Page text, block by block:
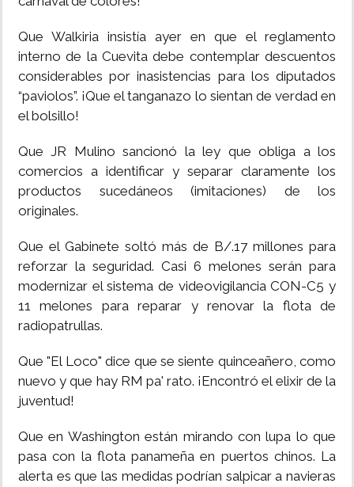
Que Walkiria insistía ayer en que el reglamento
interno de la Cuevita debe contemplar descuentos
considerables por inasistencias para los diputados
“paviolos”. ¡Que el tanganazo lo sientan de verdad en
el bolsillo!
Que JR Mulino sancionó la ley que obliga a los
comercios a identificar y separar claramente los
productos sucedáneos (imitaciones) de los
originales.
Que el Gabinete soltó más de B/.17 millones para
reforzar la seguridad. Casi 6 melones serán para
modernizar el sistema de videovigilancia CON-C5 y
11 melones para reparar y renovar la flota de
radiopatrullas.
Que "El Loco" dice que se siente quinceañero, como
nuevo y que hay RM pa' rato. ¡Encontró el elixir de la
juventud!
Que en Washington están mirando con lupa lo que
pasa con la flota panameña en puertos chinos. La
alerta es que las medidas podrían salpicar a navieras